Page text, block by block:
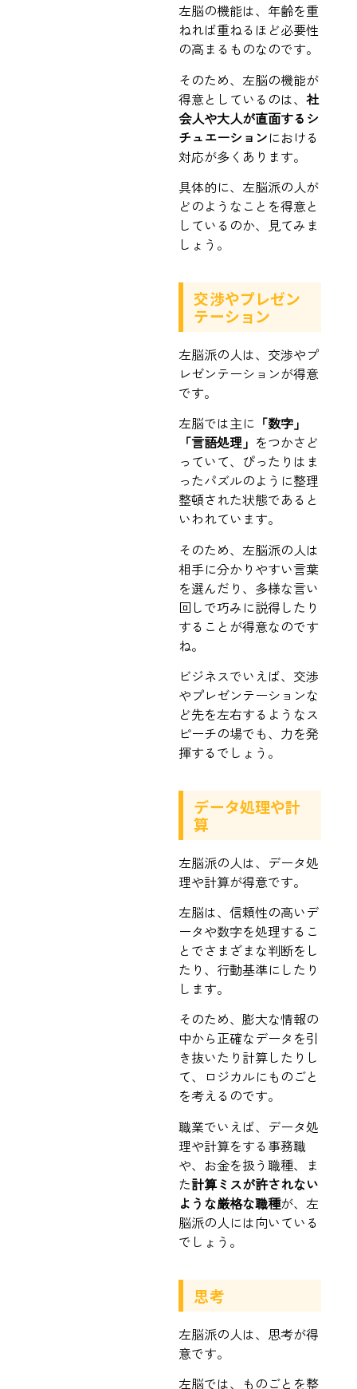
左脳の機能は、年齢を重
ねれば重ねるほど必要性
の高まるものなのです。
そのため、左脳の機能が
得意としているのは、 社
会人や大人が直面するシ
チュエーションにおける
対応が多くあります。
具体的に、左脳派の人が
どのようなことを得意と
しているのか、見てみま
しょう。
交渉やプレゼン
テーション
左脳派の人は、交渉やプ
レゼンテーションが得意
です。
左脳では主に 「数字」
「言語処理」 をつかさど
っていて、ぴったりはま
ったパズルのように整理
整頓された状態であると
いわれています。
そのため、左脳派の人は
相手に分かりやすい言葉
を選んだり、多様な言い
回しで巧みに説得したり
することが得意なのです
ね。
ビジネスでいえば、交渉
やプレゼンテーションな
ど先を左右するようなス
ピーチの場でも、力を発
揮するでしょう。
データ処理や計
算
左脳派の人は、データ処
理や計算が得意です。
左脳は、信頼性の高いデ
ータや数字を処理するこ
とでさまざまな判断をし
たり、行動基準にしたり
します。
そのため、膨大な情報の
中から正確なデータを引
き抜いたり計算したりし
て、ロジカルにものごと
を考えるのです。
職業でいえば、データ処
理や計算をする事務職
や、お金を扱う職種、ま
た計算ミスが許されない
ような厳格な職種が、左
脳派の人には向いている
でしょう。
思考
左脳派の人は、思考が得
意です。
左脳では、ものごとを整